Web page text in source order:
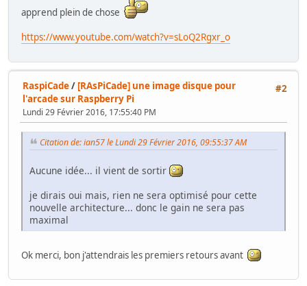
apprend plein de chose
https://www.youtube.com/watch?v=sLoQ2Rgxr_o
#2
RaspiCade/ [RAsPiCade] une image disque pour
l'arcade sur Raspberry Pi
Lundi 29 Février 2016, 17:55:40 PM
Citation de: ian57 le Lundi 29 Février 2016, 09:55:37 AM
Aucune idée... il vient de sortir
je dirais oui mais, rien ne sera optimisé pour cette
nouvelle architecture... donc le gain ne sera pas
maximal
Ok merci, bon j'attendrais les premiers retours avant